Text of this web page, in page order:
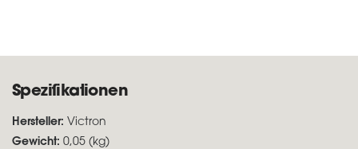
Spezifikationen
Hersteller: Victron
Gewicht: 0,05 (kg)